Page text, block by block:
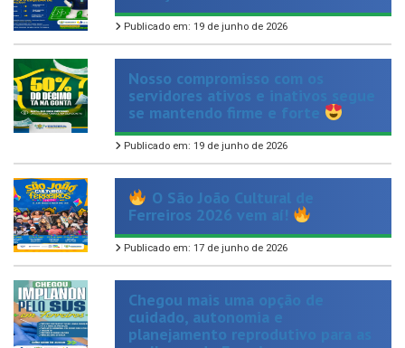
Nosso compromisso com os
servidores ativos e inativos segue
se mantendo firme e forte
Publicado em: 19 de junho de 2026
O São João Cultural de
Ferreiros 2026 vem aí!
Publicado em: 17 de junho de 2026
Chegou mais uma opção de
cuidado, autonomia e
planejamento reprodutivo para as
mulheres de Ferreiros.